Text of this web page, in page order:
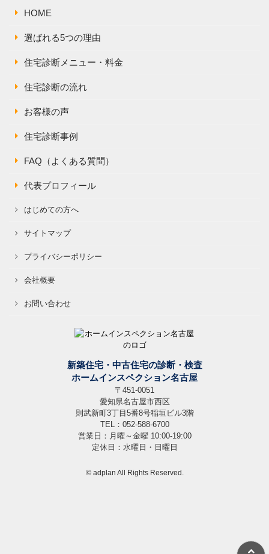
HOME
選ばれる5つの理由
住宅診断メニュー・料金
住宅診断の流れ
お客様の声
住宅診断事例
FAQ（よくある質問）
代表プロフィール
はじめての方へ
サイトマップ
プライバシーポリシー
会社概要
お問い合わせ
新築住宅・中古住宅の診断・検査
ホームインスペクション名古屋
〒451-0051
愛知県名古屋市西区
則武新町3丁目5番8号稲垣ビル3階
TEL：052-588-6700
営業日：月曜～金曜 10:00-19:00
定休日：水曜日・日曜日
© adplan All Rights Reserved.